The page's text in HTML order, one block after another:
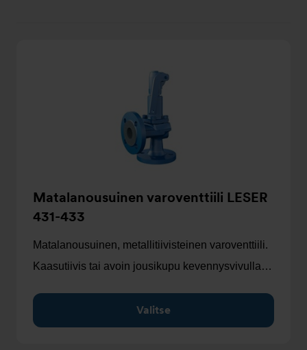
Matalanousuinen varoventtiili LESER
431-433
Matalanousuinen, metallitiivisteinen varoventtiili.
Kaasutiivis tai avoin jousikupu kevennysvivulla…
Valitse